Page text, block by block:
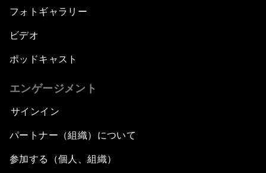
フォトギャラリー
ビデオ
ポッドキャスト
エンゲージメント
サインイン
パートナー（組織）について
参加する（個人、組織）